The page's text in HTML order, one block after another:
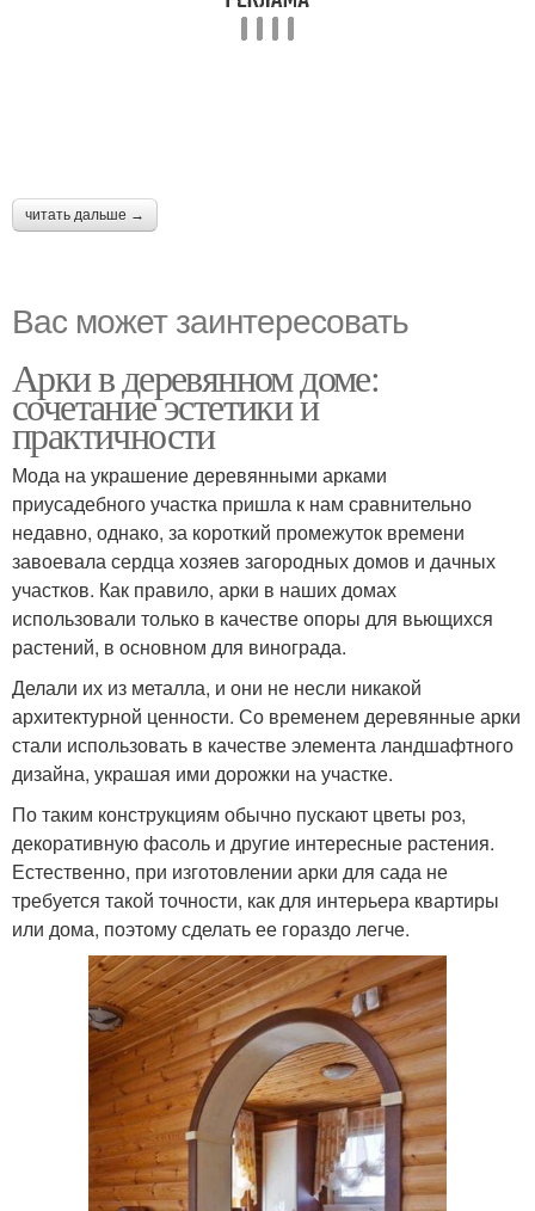
читать дальше →
Вас может заинтересовать
Арки в деревянном доме:
сочетание эстетики и
практичности
Мода на украшение деревянными арками
приусадебного участка пришла к нам сравнительно
недавно, однако, за короткий промежуток времени
завоевала сердца хозяев загородных домов и дачных
участков. Как правило, арки в наших домах
использовали только в качестве опоры для вьющихся
растений, в основном для винограда.
Делали их из металла, и они не несли никакой
архитектурной ценности. Со временем деревянные арки
стали использовать в качестве элемента ландшафтного
дизайна, украшая ими дорожки на участке.
По таким конструкциям обычно пускают цветы роз,
декоративную фасоль и другие интересные растения.
Естественно, при изготовлении арки для сада не
требуется такой точности, как для интерьера квартиры
или дома, поэтому сделать ее гораздо легче.